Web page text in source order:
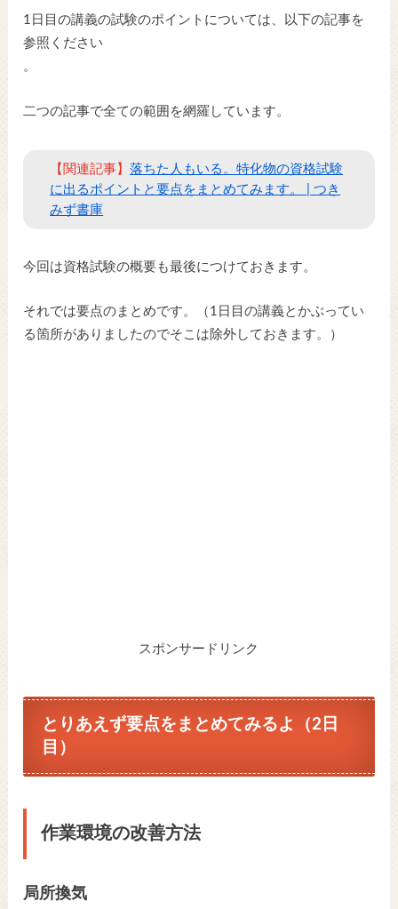
1日目の講義の試験のポイントについては、以下の記事を
参照ください
。
二つの記事で全ての範囲を網羅しています。
【関連記事】落ちた人もいる。特化物の資格試験
に出るポイントと要点をまとめてみます。 | つき
みず書庫
今回は資格試験の概要も最後につけておきます。
それでは要点のまとめです。（1日目の講義とかぶってい
る箇所がありましたのでそこは除外しておきます。）
スポンサードリンク
とりあえず要点をまとめてみるよ（2日
目）
作業環境の改善方法
局所換気